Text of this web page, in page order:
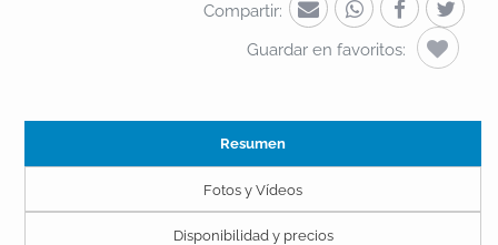
Compartir:
Guardar en favoritos:
Resumen
Fotos y Vídeos
Disponibilidad y precios